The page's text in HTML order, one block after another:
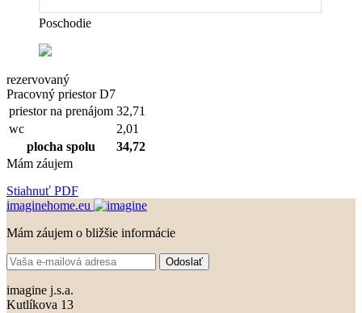
Poschodie
rezervovaný
Pracovný priestor D7
priestor na prenájom 32,71
wc
2,01
plocha spolu
34,72
Mám záujem
Stiahnuť PDF
imaginehome.eu
Mám záujem o bližšie informácie
Odoslať
imagine j.s.a.
Kutlíkova 13